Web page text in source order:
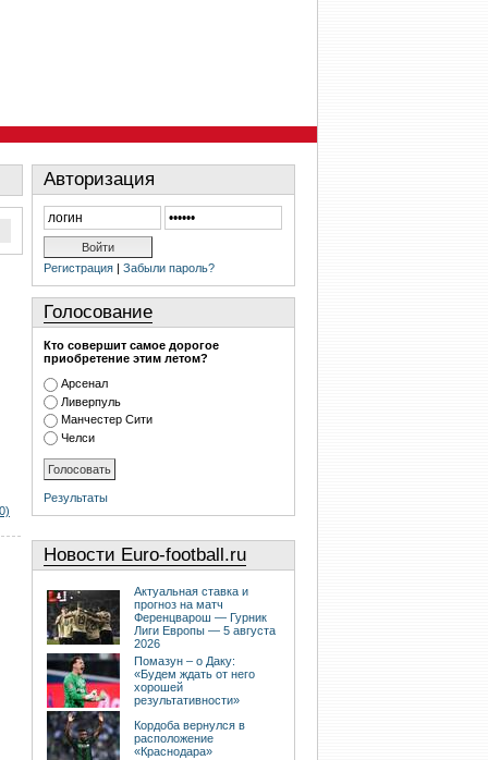
Авторизация
Регистрация | Забыли пароль?
Голосование
Кто совершит самое дорогое
приобретение этим летом?
Арсенал
Ливерпуль
Манчестер Сити
Челси
Результаты
Новости Euro-football.ru
Актуальная ставка и
прогноз на матч
Ференцварош — Гурник
Лиги Европы — 5 августа
2026
Помазун – о Даку:
«Будем ждать от него
хорошей
результативности»
Кордоба вернулся в
расположение
«Краснодара»